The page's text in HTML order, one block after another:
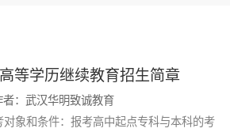
等学历继续教育招生简章
者：武汉华明致诚教育
象和条件：报考高中起点专科与本科的考